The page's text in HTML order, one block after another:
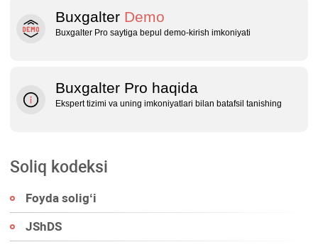
Buxgalter Demo
Buxgalter Pro saytiga bepul demo‑kirish imkoniyati
Buxgalter Pro haqida
Ekspert tizimi va uning imkoniyatlari bilan batafsil tanishing
Soliq kodeksi
Foyda soligʻi
JShDS